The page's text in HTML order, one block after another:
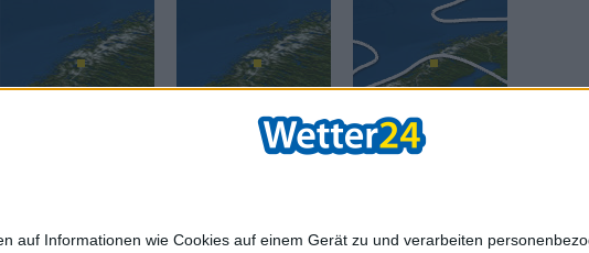
auf Informationen wie Cookies auf einem Gerät zu und verarbeiten
Wettervorhersage: Reisewetter: Reisewetter: Städte